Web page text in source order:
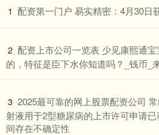
1 配资第一门户 易实精密：4月30日
2 配资上市公司一览表 少见康熙通
的，特征是臣下水你知道吗？_钱币_
3 ​2025最可靠的网上股票配资公司
射液用于2型糖尿病的上市许可申请
间存在不确定性